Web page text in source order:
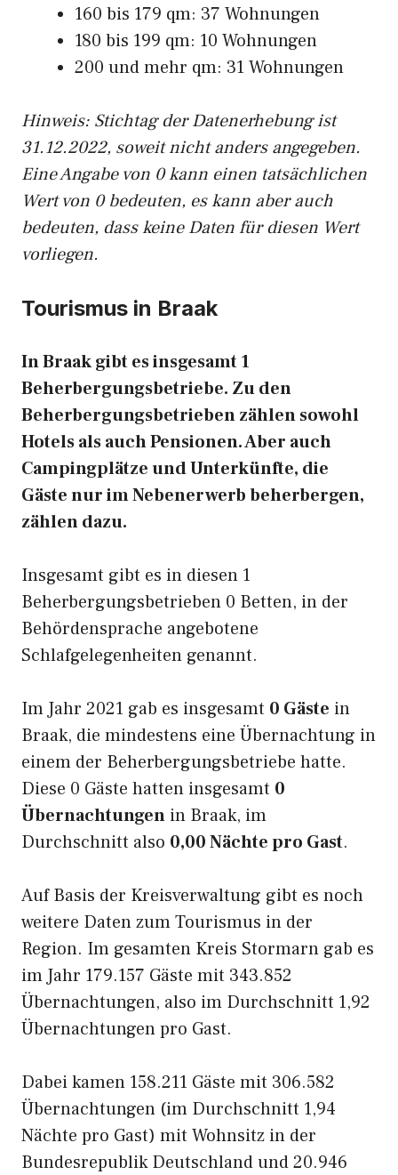
160 bis 179 qm: 37 Wohnungen
180 bis 199 qm: 10 Wohnungen
200 und mehr qm: 31 Wohnungen
Hinweis: Stichtag der Datenerhebung ist
31.12.2022, soweit nicht anders angegeben.
Eine Angabe von 0 kann einen tatsächlichen
Wert von 0 bedeuten, es kann aber auch
bedeuten, dass keine Daten für diesen Wert
vorliegen.
Tourismus in Braak
In Braak gibt es insgesamt 1
Beherbergungsbetriebe. Zu den
Beherbergungsbetrieben zählen sowohl
Hotels als auch Pensionen. Aber auch
Campingplätze und Unterkünfte, die
Gäste nur im Nebenerwerb beherbergen,
zählen dazu.
Insgesamt gibt es in diesen 1
Beherbergungsbetrieben 0 Betten, in der
Behördensprache angebotene
Schlafgelegenheiten genannt.
Im Jahr 2021 gab es insgesamt 0 Gäste in
Braak, die mindestens eine Übernachtung in
einem der Beherbergungsbetriebe hatte.
Diese 0 Gäste hatten insgesamt 0
Übernachtungen in Braak, im
Durchschnitt also 0,00 Nächte pro Gast.
Auf Basis der Kreisverwaltung gibt es noch
weitere Daten zum Tourismus in der
Region. Im gesamten Kreis Stormarn gab es
im Jahr 179.157 Gäste mit 343.852
Übernachtungen, also im Durchschnitt 1,92
Übernachtungen pro Gast.
Dabei kamen 158.211 Gäste mit 306.582
Übernachtungen (im Durchschnitt 1,94
Nächte pro Gast) mit Wohnsitz in der
Bundesrepublik Deutschland und 20.946